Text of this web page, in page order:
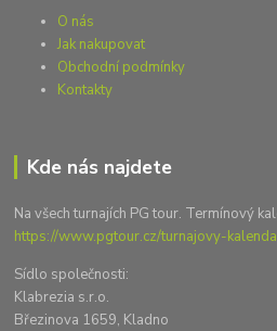
O nás
Jak nakupovat
Obchodní podmínky
Kontakty
Kde nás najdete
Na všech turnajích PG tour. Termínový
https://www.pgtour.cz/turnajovy-
Sídlo společnosti:
Klabrezia s.r.o.
Březinova 1659, Kladno